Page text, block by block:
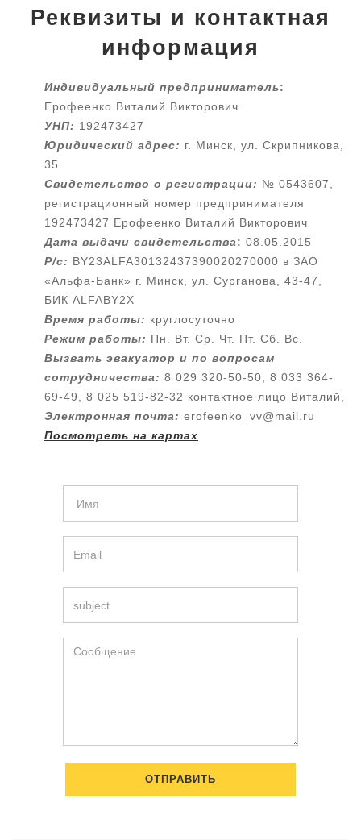
Реквизиты и контактная
информация
Индивидуальный предприниматель:
Ерофеенко Виталий Викторович.
УНП: 192473427
Юридический адрес: г. Минск, ул. Скрипникова,
35.
Свидетельство о регистрации: № 0543607,
регистрационный номер предпринимателя
192473427 Ерофеенко Виталий Викторович
Дата выдачи свидетельства: 08.05.2015
Р/с: BY23ALFA30132437390020270000 в ЗАО
«Альфа-Банк» г. Минск, ул. Сурганова, 43-47,
БИК ALFABY2X
Время работы: круглосуточно
Режим работы: Пн. Вт. Ср. Чт. Пт. Сб. Вс.
Вызвать эвакуатор и по вопросам
сотрудничества: 8 029 320-50-50, 8 033 364-
69-49, 8 025 519-82-32 контактное лицо Виталий,
Электронная почта: erofeenko_vv@mail.ru
Посмотреть на картах
ОТПРАВИТЬ